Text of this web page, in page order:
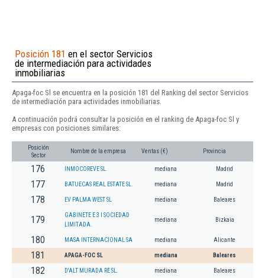
Posición 181 en el sector Servicios
de intermediación para actividades
inmobiliarias
Apaga-foc Sl se encuentra en la posición 181 del Ranking del sector Servicios
de intermediación para actividades inmobiliarias.
A continuación podrá consultar la posición en el ranking de Apaga-foc Sl y
empresas con posiciones similares:
Posición
Sector
Nombre de la empresa Ventas (€) Provincia
176 INMOCOREVE SL. mediana Madrid
177 BATUECAS REAL ESTATE SL. mediana Madrid
178 EV PALMA WEST SL mediana Baleares
179
GABINETE E 3 I SOCIEDAD
LIMITADA.
mediana Bizkaia
180 MASA INTERNACIONAL SA mediana Alicante
181 APAGA-FOC SL mediana Baleares
182 D'ALT MURADA RE SL. mediana Baleares